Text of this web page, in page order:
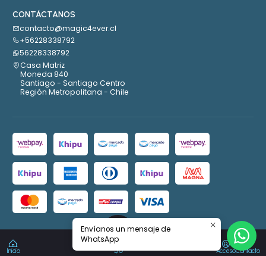
Inicio
0
$0 AccesoContacto
CONTÁCTANOS
contacto@magic4ever.cl
+56228338792
56228338792
Casa Matriz
Moneda 840
Santiago - Santiago Centro
Región Metropolitana - Chile
2026 Magic4ever.
Todos los derechos reservados.
Desarrollado por Jumpseller.
Envíanos un mensaje de
WhatsApp